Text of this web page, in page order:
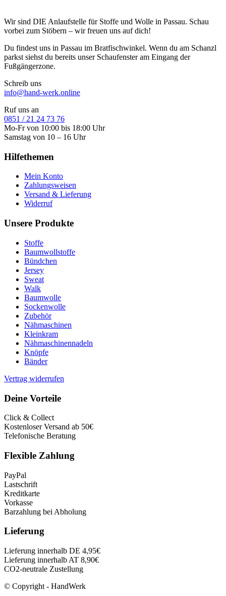
Wir sind DIE Anlaufstelle für Stoffe und Wolle in Passau. Schau
vorbei zum Stöbern – wir freuen uns auf dich!
Du findest uns in Passau im Bratfischwinkel. Wenn du am Schanzl
parkst siehst du bereits unser Schaufenster am Eingang der
Fußgängerzone.
Schreib uns
info@hand-werk.online
Ruf uns an
0851 / 21 24 73 76
Mo-Fr von 10:00 bis 18:00 Uhr
Samstag von 10 – 16 Uhr
Hilfethemen
Mein Konto
Zahlungsweisen
Versand & Lieferung
Widerruf
Unsere Produkte
Stoffe
Baumwollstoffe
Bündchen
Jersey
Sweat
Walk
Baumwolle
Sockenwolle
Zubehör
Nähmaschinen
Kleinkram
Nähmaschinennadeln
Knöpfe
Bänder
Vertrag widerrufen
Deine Vorteile
Click & Collect
Kostenloser Versand ab 50€
Telefonische Beratung
Flexible Zahlung
PayPal
Lastschrift
Kreditkarte
Vorkasse
Barzahlung bei Abholung
Lieferung
Lieferung innerhalb DE 4,95€
Lieferung innerhalb AT 8,90€
CO2-neutrale Zustellung
© Copyright - HandWerk